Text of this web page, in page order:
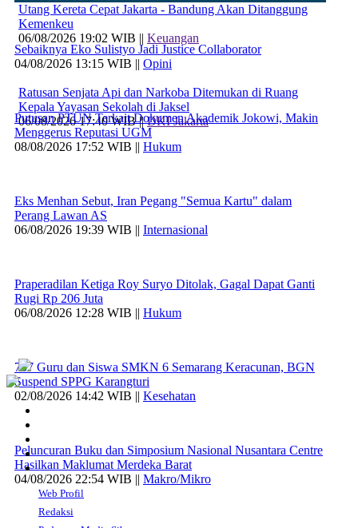
Utang Kereta Cepat Jakarta - Bandung Akan Ditanggung
Kemenkeu
06/08/2026 19:02 WIB || Keuangan
Ratusan Senjata Api dan Narkoba Ditemukan di Ruang
Kepala Yayasan Sekolah di Jaksel
06/08/2026 17:40 WIB ||DKI Jakarta
Sebaiknya Eko Sulistyo Jadi Justice Collaborator
04/08/2026 13:15 WIB || Opini
Putusan PTUN Terkait Dokumen Akademik Jokowi, Makin
Menggerus Reputasi UGM
08/08/2026 17:52 WIB || Hukum
Eks Menhan Sebut, Iran Pegang "Semua Kartu" dalam
Perang Lawan AS
06/08/2026 19:39 WIB || Internasional
Praperadilan Ketiga Roy Suryo Ditolak, Gagal Dapat Ganti
Rugi Rp 206 Juta
06/08/2026 12:28 WIB || Hukum
707 Guru dan Siswa SMKN 6 Semarang Keracunan, BGN
Suspend SPPG Karangturi
02/08/2026 14:42 WIB || Kesehatan
Peluncuran Buku dan Simposium Nasional Nusantara Centre
Hasilkan Maklumat Merdeka Barat
04/08/2026 22:54 WIB || Makro/Mikro
Web Profil
Redaksi